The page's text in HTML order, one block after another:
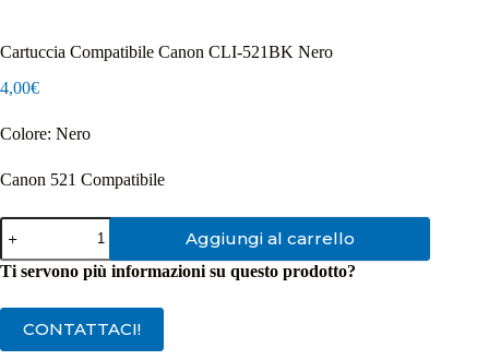
Cartuccia Compatibile Canon CLI-521BK Nero
4,00€
Colore: Nero
Canon 521 Compatibile
Cartuccia
Compatibile
Canon
CLI-
quantità
Aggiungi al carrello
Ti servono più informazioni su questo prodotto?
CONTATTACI!